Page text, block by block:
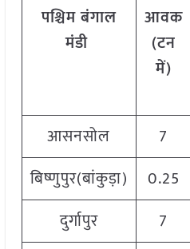
पश्चिमबंगाल
मंडी
आवक
(टन
में)
आसनसोल
7
बिष्णुपुर(बांकुड़ा)
0.25
दुर्गापुर
7